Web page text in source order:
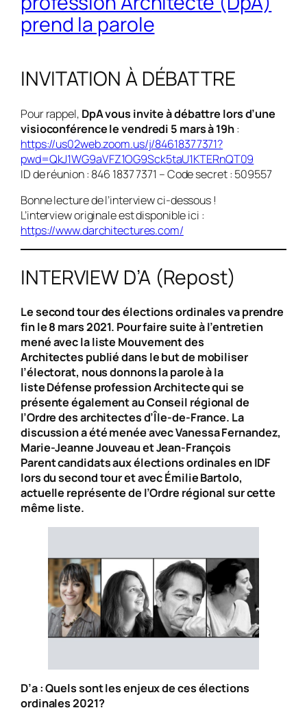
prend la parole
INVITATION À DÉBATTRE
Pour rappel, DpA vous invite à débattre lors d’une
visioconférence le vendredi 5 mars à 19h:
https://us02web.zoom.us/j/84618377371?
pwd=QkJ1WG9aVFZ1OG9Sck5taU1KTERnQT09
ID de réunion : 846 1837 7371 – Code secret : 509557
Bonne lecture de l’interview ci-dessous !
L’interview originale est disponible ici :
https://www.darchitectures.com/
INTERVIEW D’A (Repost)
Le second tour des élections ordinales va prendre
fin le 8 mars 2021. Pour faire suite à l’entretien
mené avec la liste Mouvement des
Architectes publié dans le but de mobiliser
l’électorat, nous donnons la parole à la
listeDéfense profession Architectequi se
présente également au Conseil régional de
l’Ordre des architectes d’Île-de-France. La
discussion a été menée avec Vanessa Fernandez,
Marie-Jeanne Jouveau et Jean-François
Parent candidats aux élections ordinales en IDF
lors du second tour et avec Émilie Bartolo,
actuelle représente de l’Ordre régional sur cette
même liste.
D’a: Quels sont les enjeux de ces élections
ordinales 2021?